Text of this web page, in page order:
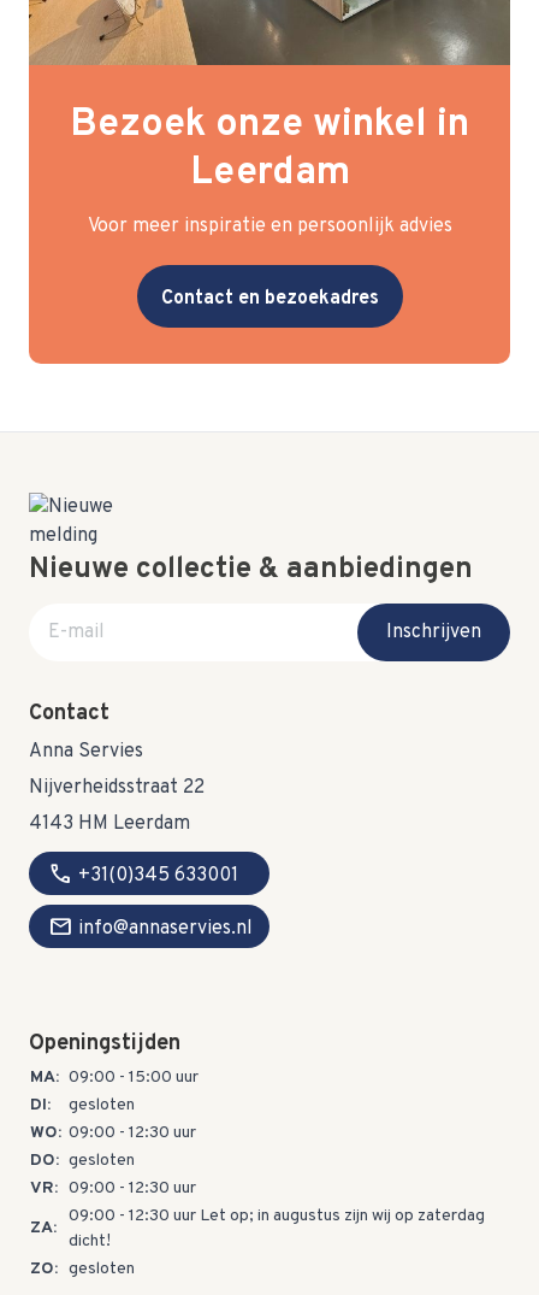
Bezoek onze winkel in
Leerdam
Voor meer inspiratie en persoonlijk advies
Contact en bezoekadres
Nieuwe collectie & aanbiedingen
E-mail adres
Inschrijven
Contact
Anna Servies
Nijverheidsstraat 22
4143 HM Leerdam
call +31(0)345 633001
mail info@annaservies.nl
Openingstijden
MA: 09:00 - 15:00 uur
DI:
gesloten
WO: 09:00 - 12:30 uur
DO: gesloten
VR: 09:00 - 12:30 uur
ZA:
09:00 - 12:30 uur Let op; in augustus zijn wij op zaterdag
dicht!
ZO: gesloten